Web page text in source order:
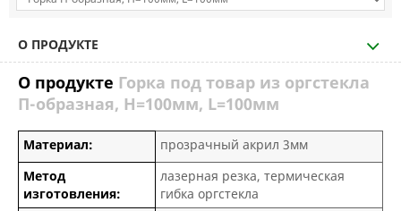
О ПРОДУКТЕ
О продукте Горка под товар из оргстекла
П-образная, H=100мм, L=100мм
Материал:
прозрачный акрил 3мм
Метод
изготовления:
лазерная резка, термическая
гибка оргстекла